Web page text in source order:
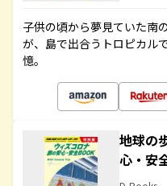
子供の頃から夢見ていた南
が、島で出合うトロピカル
憶。
地球の
心・安